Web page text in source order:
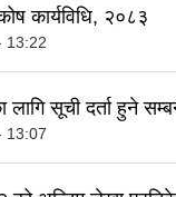
कार्यविधि, २०८३
13:22
लागि सूची दर्ता हुने
13:07